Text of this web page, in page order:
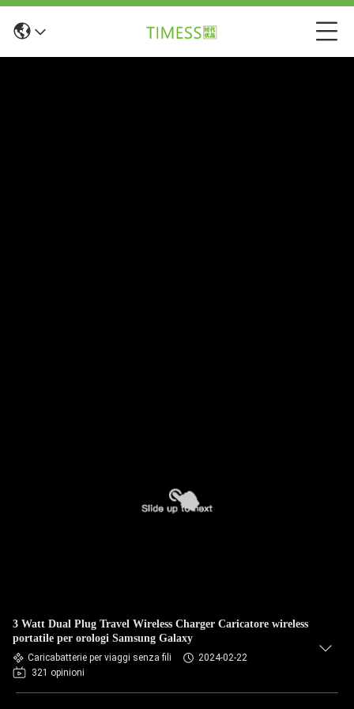
3 Watt Dual Plug Travel Wireless Charger Caricatore wireless
portatile per orologi Samsung Galaxy
Caricabatterie per viaggi senza fili
2024-02-22
321 opinioni